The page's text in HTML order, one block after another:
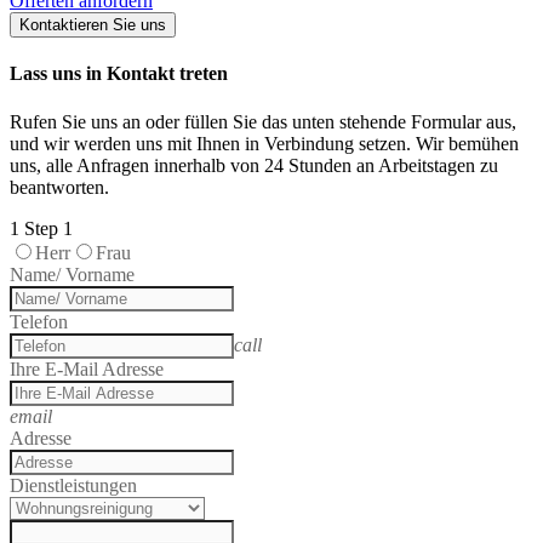
Kontaktieren Sie uns
Lass uns in Kontakt treten
Rufen Sie uns an oder füllen Sie das unten stehende Formular aus,
und wir werden uns mit Ihnen in Verbindung setzen. Wir bemühen
uns, alle Anfragen innerhalb von 24 Stunden an Arbeitstagen zu
beantworten.
1 Step 1
Herr
Frau
Name/ Vorname
Telefon
call
Ihre E-Mail Adresse
email
Adresse
Dienstleistungen